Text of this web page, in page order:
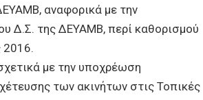
αναφορικά με την
Δ.Σ. της ΔΕΥΑΜΒ, περί καθορισμού
2016.
με την υποχρέωση
των ακινήτων στις Τοπικές